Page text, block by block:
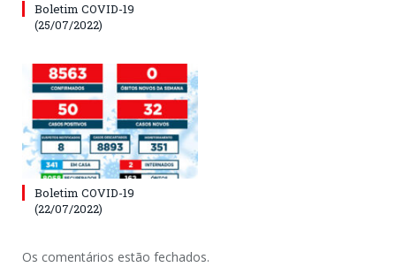
Boletim COVID-19
(25/07/2022)
Boletim COVID-19
(22/07/2022)
Os comentários estão fechados.